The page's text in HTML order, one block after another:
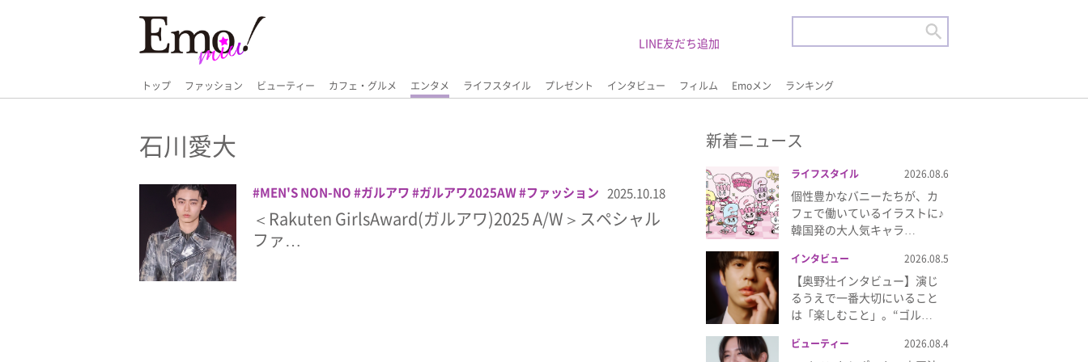
トップ ファッション ビューティー カフェ・グルメ エンタメ ライフスタイル プレゼント インタビュー フィルム Emoメン ランキング
LINE友だち追加
石川愛大
MEN'S NON-NO ガルアワ ガルアワ2025AW
ファッション
ショー
メンノン 中川大輔 中田圭祐 四坂亮翔
守屋光治
小方蒼介 嵐翔真 松井大奈 栄莉弥 樋之津琳太郎 水沢林太
郎 海谷遠音
2025.10.18
＜Rakuten GirlsAward(ガルアワ)2025 A/W＞スペシャル
ファ…
新着ニュース
ライフスタイル 2026.08.6
個性豊かなバニーたちが、カ
フェで働いているイラストに♪
韓国発の大人気キャラ…
インタビュー 2026.08.5
【奥野壮インタビュー】演じ
るうえで一番大切にいること
は「楽しむこと」。“ゴル…
ビューティー 2026.08.4